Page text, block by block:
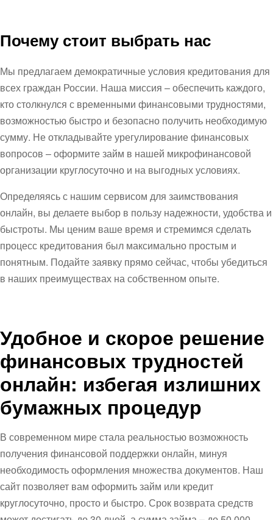
Почему стоит выбрать нас
Мы предлагаем демократичные условия кредитования для
всех граждан России. Наша миссия – обеспечить каждого,
кто столкнулся с временными финансовыми трудностями,
возможностью быстро и безопасно получить необходимую
сумму. Не откладывайте урегулирование финансовых
вопросов – оформите займ в нашей микрофинансовой
организации круглосуточно и на выгодных условиях.
Определяясь с нашим сервисом для заимствования
онлайн, вы делаете выбор в пользу надежности, удобства и
быстроты. Мы ценим ваше время и стремимся сделать
процесс кредитования был максимально простым и
понятным. Подайте заявку прямо сейчас, чтобы убедиться
в наших преимуществах на собственном опыте.
Удобное и скорое решение
финансовых трудностей
онлайн: избегая излишних
бумажных процедур
В современном мире стала реальностью возможность
получения финансовой поддержки онлайн, минуя
необходимость оформления множества документов. Наш
сайт позволяет вам оформить займ или кредит
круглосуточно, просто и быстро. Срок возврата средств